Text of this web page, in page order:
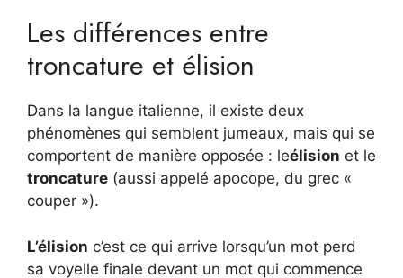
Les différences entre
troncature et élision
Dans la langue italienne, il existe deux
phénomènes qui semblent jumeaux, mais qui se
comportent de manière opposée : leélision et le
troncature (aussi appelé apocope, du grec «
couper »).
L’élision c’est ce qui arrive lorsqu’un mot perd
sa voyelle finale devant un mot qui commence